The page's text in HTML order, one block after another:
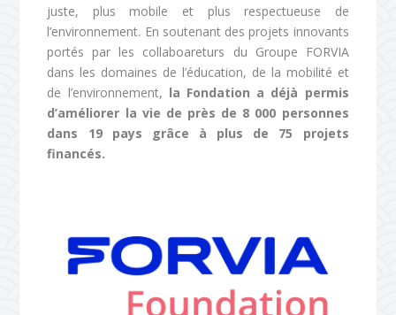
juste, plus mobile et plus respectueuse de
l’environnement. En soutenant des projets innovants
portés par les collaboareturs du Groupe FORVIA
dans les domaines de l’éducation, de la mobilité et
de l’environnement, la Fondation a déjà permis
d’améliorer la vie de près de 8 000 personnes
dans 19 pays grâce à plus de 75 projets
financés.